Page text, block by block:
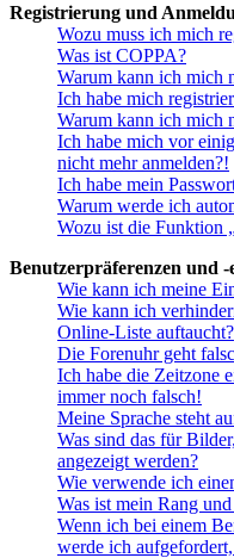
Registrierung und
Wozu muss ich mich
Was ist COPPA?
Warum kann ich mich
Ich habe mich
Warum kann ich mich
Ich habe mich vor
nicht mehr anmelden?!
Ich habe mein
Warum werde ich
Wozu ist die Funktion
Benutzerpräferenzen und -
Wie kann ich meine
Wie kann ich
Online-Liste auftaucht?
Die Forenuhr geht
Ich habe die Zeitzone
immer noch falsch!
Meine Sprache steht
Was sind das für
angezeigt werden?
Wie verwende ich
Was ist mein Rang
Wenn ich bei einem
werde ich